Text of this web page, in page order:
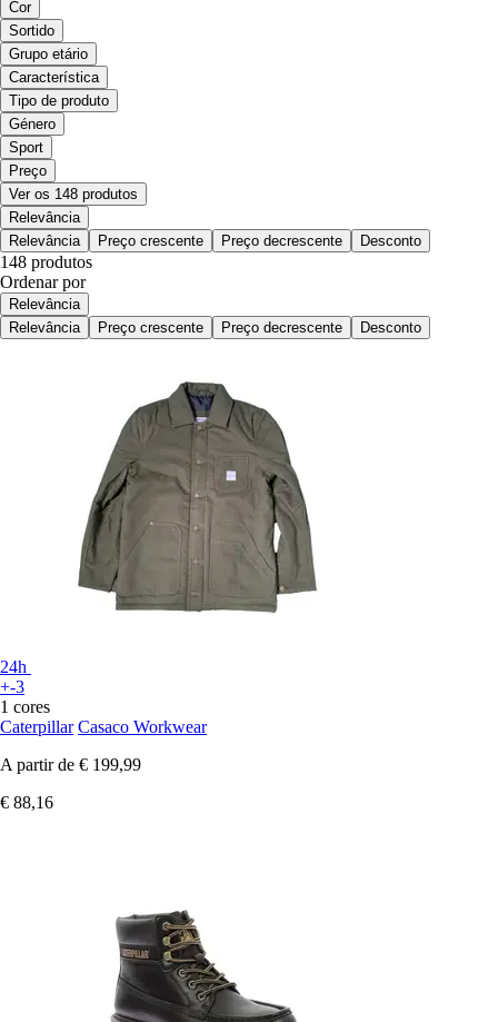
Cor
Sortido
Grupo etário
Característica
Tipo de produto
Género
Sport
Preço
Ver os 148 produtos
Relevância
Relevância
Preço crescente Preço decrescente Desconto
148 produtos
Ordenar por
Relevância
Relevância
Preço crescente Preço decrescente Desconto
24h
+-3
1 cores
Caterpillar Casaco Workwear
A partir de € 199,99
€ 88,16